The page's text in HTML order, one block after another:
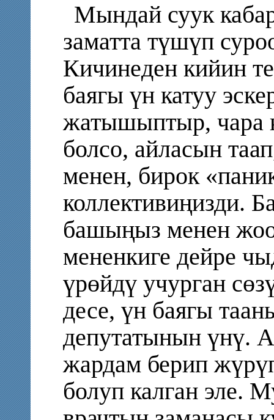
Мындай суук
заматта түшүп
Кичинеден кийин
баягы үн катуу
жатышыптыр, чара
болсо, айласын
менен, бирок
коллективиңизди.
башыңыз менен
мененкиге дейре
үрөйдү учурган
десе, үн баягы
депутатынын үнү.
жардам берип
болуп калган эле.